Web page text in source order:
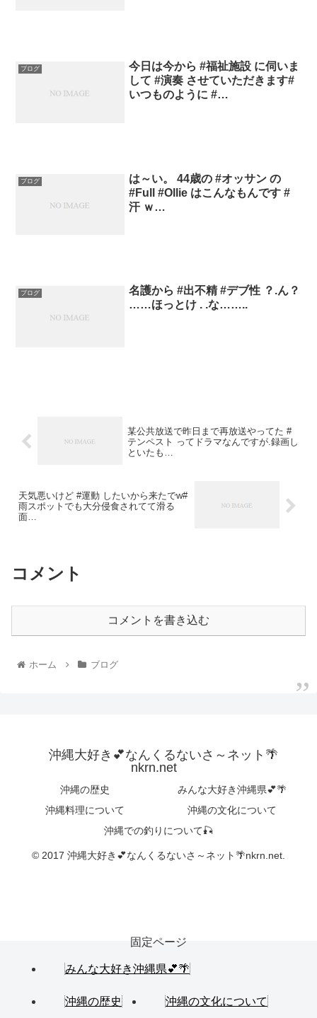
ブログ
今日は今から #福祉施設 に伺いま
して #演奏 させていただきます#
いつものように #…
ブログ
は～い。 44歳の #オッサン の
#Full #Ollie はこんなもんです #
汗 ｗ…
ブログ
名護から #出不精 #デブ性 ？.ん？
……ほっとけ . .な……..
某公共放送で昨日まで再放送やってた #
テンペスト ってドラマなんですが.録画し
といたも…
天気悪いけど #運動 したいから来たでw#
雨スポットでも大分侵食されてて滑る
面…
コメント
コメントを書き込む
ホーム ブログ
沖縄大好き💕なんくるないさ～ネット🌴
nkrn.net
沖縄の歴史
みんな大好き沖縄県💕🌴
沖縄料理について
沖縄の文化について
沖縄での釣りについて🎣
© 2017 沖縄大好き💕なんくるないさ～ネット🌴nkrn.net.
固定ページ
みんな大好き沖縄県💕🌴
沖縄の歴史 沖縄の文化について